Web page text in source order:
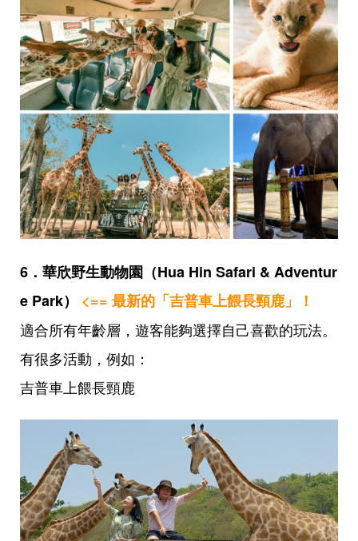
6．華欣野生動物園（Hua Hin Safari & Adventur
e Park）
<== 最新的「吉普車上餵長頸鹿」！
適合所有年齡層，遊客能夠選擇自己喜歡的玩法。
有很多活動，例如：
吉普車上餵長頸鹿